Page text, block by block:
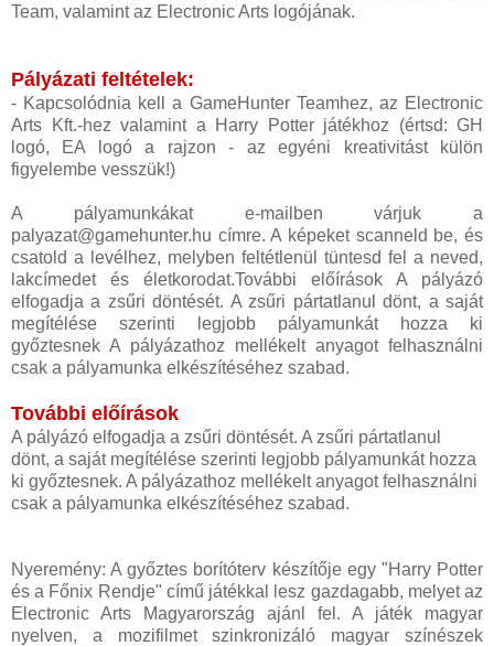
Team, valamint az Electronic Arts logójának.
Pályázati feltételek:
- Kapcsolódnia kell a GameHunter Teamhez, az Electronic
Arts Kft.-hez valamint a Harry Potter játékhoz (értsd: GH
logó, EA logó a rajzon - az egyéni kreativitást külön
figyelembe vesszük!)
A pályamunkákat e-mailben várjuk a
palyazat@gamehunter.hu címre. A képeket scanneld be, és
csatold a levélhez, melyben feltétlenül tüntesd fel a neved,
lakcímedet és életkorodat.További előírások A pályázó
elfogadja a zsűri döntését. A zsűri pártatlanul dönt, a saját
megítélése szerinti legjobb pályamunkát hozza ki
győztesnek A pályázathoz mellékelt anyagot felhasználni
csak a pályamunka elkészítéséhez szabad.
További előírások
A pályázó elfogadja a zsűri döntését. A zsűri pártatlanul
dönt, a saját megítélése szerinti legjobb pályamunkát hozza
ki győztesnek. A pályázathoz mellékelt anyagot felhasználni
csak a pályamunka elkészítéséhez szabad.
Nyeremény: A győztes borítóterv készítője egy "Harry Potter
és a Főnix Rendje" című játékkal lesz gazdagabb, melyet az
Electronic Arts Magyarország ajánl fel. A játék magyar
nyelven, a mozifilmet szinkronizáló magyar színészek